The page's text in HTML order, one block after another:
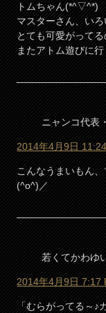
トムちゃん(*^▽^*)
マスターさん、い
とても可愛がって
またアトム遊びに
ニャンコ代表
2014年4月9日
こんなうまいもん
(^o^)／
若くてかわゆ
2014年4月9日 7:17
「むらがってる～♪